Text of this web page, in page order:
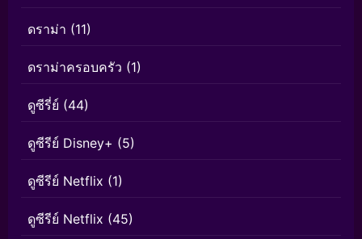
ดราม่า (11)
ดราม่าครอบครัว (1)
ดูซีรี่ย์ (44)
ดูซีรีย์ Disney+ (5)
ดูซีรีย์ Netflix (1)
ดูซีรีย์ Netflix (45)